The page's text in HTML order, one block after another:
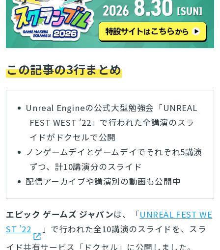
この記事の3行まとめ
Unreal Engineの公式大型勉強会「UNREAL
FEST WEST ’22」で行われた全講演のスラ
イドがドクセルで公開
ノンゲームデイとゲームデイでそれぞれ5講演
ずつ、計10講演分のスライド
配信アーカイブや講演別の動画も公開中
エピック ゲームズ ジャパンは、「UNREAL FEST WE
ST ’22
」で行われた全10講演のスライドを、スラ
イド共有サービス「ドクセル」に公開しました。